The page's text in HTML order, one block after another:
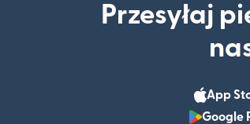
Przesyłaj
App
Google